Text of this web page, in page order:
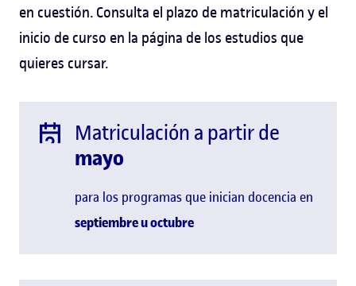
en cuestión. Consulta el plazo de matriculación y el
inicio de curso en la página de los estudios que
quieres cursar.
Matriculación a partir de
mayo
para los programas que inician docencia en
septiembre uoctubre